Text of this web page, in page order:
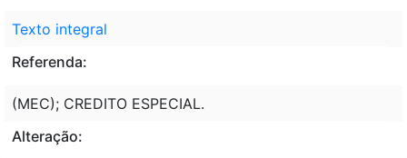
Texto integral
Referenda:
(MEC); CREDITO ESPECIAL.
Alteração: